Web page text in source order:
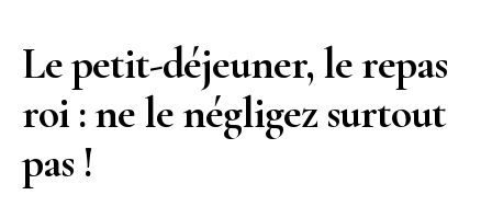
Le petit-déjeuner, le repas
roi : ne le négligez surtout
pas !